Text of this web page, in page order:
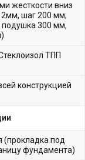
жесткости вниз
шаг 200 мм;
подушка 300 мм,
ТПП
конструкцией
(прокладка под
фундамента)